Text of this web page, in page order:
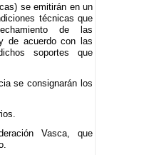
se emitirán en un
técnicas que
de las
de acuerdo con las
soportes que
se consignarán los
Vasca, que